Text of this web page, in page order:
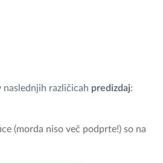
naslednjih različicah predizdaj:
(morda niso več podprte!) so na